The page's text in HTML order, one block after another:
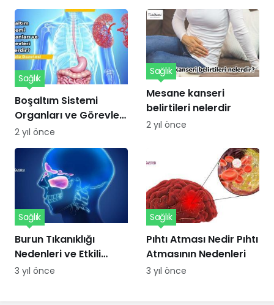
Boşaltım Sistemi
Organları ve Görevleri
Nelerdir?
Sağlık
2 yıl önce
Mesane kanseri
belirtileri nelerdir
Sağlık
2 yıl önce
Burun Tıkanıklığı
Nedenleri ve Etkili
Çözümler
Sağlık
3 yıl önce
Pıhtı Atması Nedir Pıhtı
Atmasının Nedenleri
Sağlık
3 yıl önce